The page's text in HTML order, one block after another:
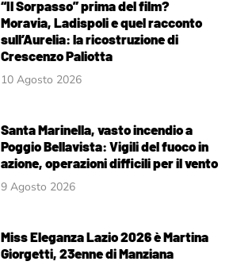
“Il Sorpasso” prima del film?
Moravia, Ladispoli e quel racconto
sull’Aurelia: la ricostruzione di
Crescenzo Paliotta
10 Agosto 2026
Santa Marinella, vasto incendio a
Poggio Bellavista: Vigili del fuoco in
azione, operazioni difficili per il vento
9 Agosto 2026
Miss Eleganza Lazio 2026 è Martina
Giorgetti, 23enne di Manziana